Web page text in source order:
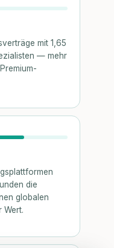
mit 1,65
— mehr
die
globalen
Wert.